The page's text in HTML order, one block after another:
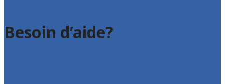
Besoin d’aide?